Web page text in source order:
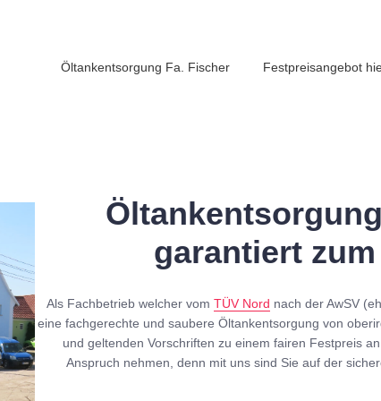
Öltankentsorgung Fa. Fischer Festpreisangebot
garantiert
Als Fachbetrieb welcher vomTÜV Nord nach der AwSV
eine fachgerechte und saubere Öltankentsorgung von
und geltenden Vorschriften zu einem fairen Festpreis
Anspruch nehmen, denn mit uns sind Sie auf der